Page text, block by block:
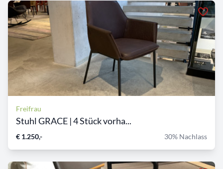
Freifrau
Stuhl GRACE | 4 Stück vorha...
€ 1.250,- 30% Nachlass